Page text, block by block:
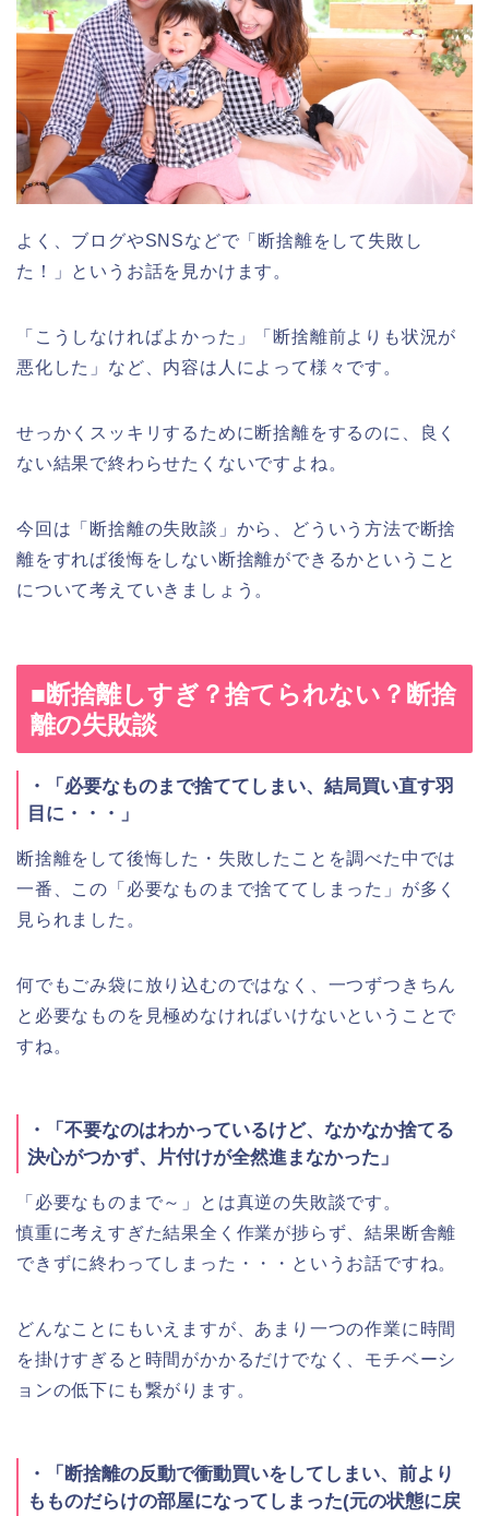
よく、ブログやSNSなどで「断捨離をして失敗し
た！」というお話を見かけます。
「こうしなければよかった」「断捨離前よりも状況が
悪化した」など、内容は人によって様々です。
せっかくスッキリするために断捨離をするのに、良く
ない結果で終わらせたくないですよね。
今回は「断捨離の失敗談」から、どういう方法で断捨
離をすれば後悔をしない断捨離ができるかということ
について考えていきましょう。
■断捨離しすぎ？捨てられない？断捨
離の失敗談
・「必要なものまで捨ててしまい、結局買い直す羽
目に・・・」
断捨離をして後悔した・失敗したことを調べた中では
一番、この「必要なものまで捨ててしまった」が多く
見られました。
何でもごみ袋に放り込むのではなく、一つずつきちん
と必要なものを見極めなければいけないということで
すね。
・「不要なのはわかっているけど、なかなか捨てる
決心がつかず、片付けが全然進まなかった」
「必要なものまで～」とは真逆の失敗談です。
慎重に考えすぎた結果全く作業が捗らず、結果断舎離
できずに終わってしまった・・・というお話ですね。
どんなことにもいえますが、あまり一つの作業に時間
を掛けすぎると時間がかかるだけでなく、モチベーシ
ョンの低下にも繋がります。
・「断捨離の反動で衝動買いをしてしまい、前より
もものだらけの部屋になってしまった(元の状態に戻